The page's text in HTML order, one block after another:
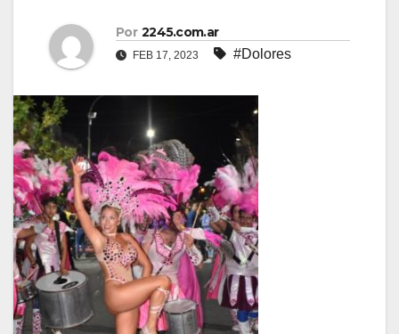
Por 2245.com.ar
FEB 17, 2023 #Dolores